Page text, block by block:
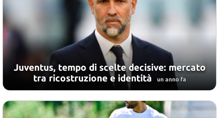
Juventus, tempo di scelte decisive: mercato
tra ricostruzione e identità
un anno fa